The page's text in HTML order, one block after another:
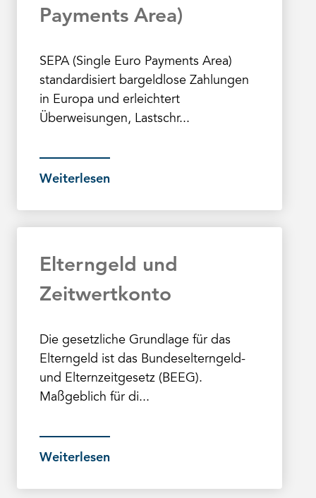
Payments Area)
SEPA (Single Euro Payments Area)
standardisiert bargeldlose Zahlungen
in Europa und erleichtert
Überweisungen, Lastschr...
Weiterlesen
Elterngeld und
Zeitwertkonto
Die gesetzliche Grundlage für das
Elterngeld ist das Bundeselterngeld-
und Elternzeitgesetz (BEEG).
Maßgeblich für di...
Weiterlesen